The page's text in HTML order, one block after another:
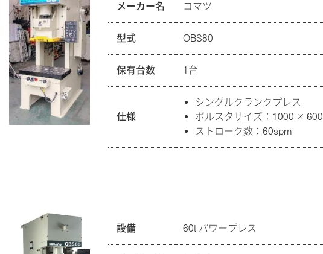
メーカー名 コマツ
型式 OBS80
保有台数 1台
仕様
シングルクランクプレス
ボルスタサイズ：1000 × 600
ストローク数：60spm
設備 60t パワープレス